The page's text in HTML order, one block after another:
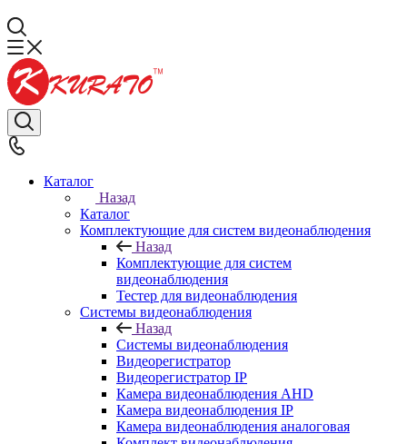
Каталог
Назад
Каталог
Комплектующие для систем видеонаблюдения
Назад
Комплектующие для систем
видеонаблюдения
Тестер для видеонаблюдения
Системы видеонаблюдения
Назад
Системы видеонаблюдения
Видеорегистратор
Видеорегистратор IP
Камера видеонаблюдения AHD
Камера видеонаблюдения IP
Камера видеонаблюдения аналоговая